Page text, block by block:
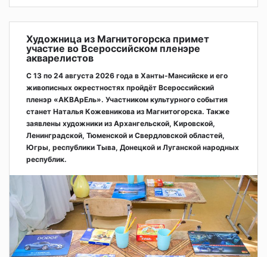
Художница из Магнитогорска примет
участие во Всероссийском пленэре
акварелистов
С 13 по 24 августа 2026 года в Ханты-Мансийске и его
живописных окрестностях пройдёт Всероссийский
пленэр «АКВАрЕль». Участником культурного события
станет Наталья Кожевникова из Магнитогорска. Также
заявлены художники из Архангельской, Кировской,
Ленинградской, Тюменской и Свердловской областей,
Югры, республики Тыва, Донецкой и Луганской народных
республик.